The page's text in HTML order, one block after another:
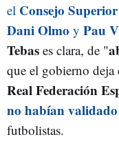
el Consejo
Dani Olmo y Pau
Tebas es clara, de "
que el gobierno
Real Federación
no habían validado
futbolistas.